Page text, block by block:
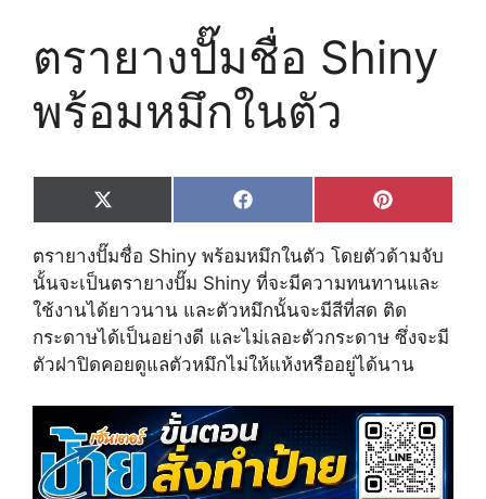
ตรายางปั๊มชื่อ Shiny
พร้อมหมึกในตัว
Share
on
X
(
T
w
i
t
e
r
)
Share
on
F
a
c
e
b
o
o
k
Share
on
P
i
n
t
e
r
e
s
t
ตรายางปั๊มชื่อ Shiny พร้อมหมึกในตัว โดยตัวด้ามจับ
นั้นจะเป็นตรายางปั๊ม Shiny ที่จะมีความทนทานและ
ใช้งานได้ยาวนาน และตัวหมึกนั้นจะมีสีที่สด ติด
กระดาษได้เป็นอย่างดี และไม่เลอะตัวกระดาษ ซึ่งจะมี
ตัวฝาปิดคอยดูแลตัวหมึกไม่ให้แห้งหรืออยู่ได้นาน